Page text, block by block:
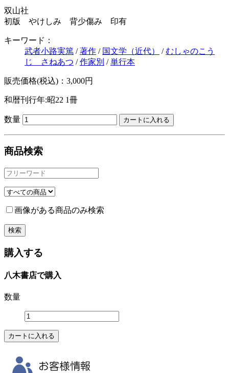
双山社
初版 やけしみ 背少傷み 印有
キーワード：
武者小路実篤 /著作 / 国文学（近代） /むしゃのこう
じ さねあつ /作家別 /単行本
販売価格(税込)：3,000円
和暦刊行年:昭22 1冊
数量
商品検索
画像がある商品のみ検索
購入する
八木書店で購入
数量